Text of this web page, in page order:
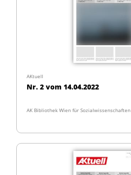
AKtuell
Nr. 2 vom 14.04.2022
AK Bibliothek Wien für Sozialwissenschaften